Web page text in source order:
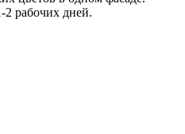
2 рабочих дней.